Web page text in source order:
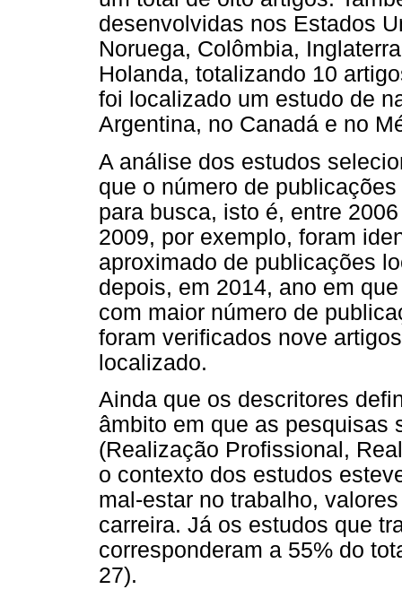
desenvolvidas nos Estados
Noruega, Colômbia,
Holanda, totalizando 10
foi localizado um estudo de
Argentina, no Canadá e no
A análise dos estudos
que o número de
para busca, isto é, entre
2009, por exemplo, foram
aproximado de publicações
depois, em 2014, ano em
com maior número de
foram verificados nove
localizado.
Ainda que os descritores
âmbito em que as pesquisas
(Realização Profissional,
o contexto dos estudos
mal-estar no trabalho,
carreira. Já os estudos que
corresponderam a 55% do
27).